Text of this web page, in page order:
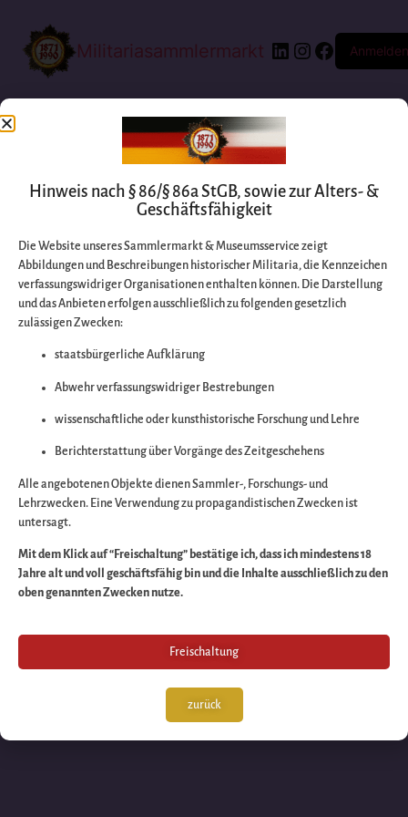
Militariasammlermarkt Anmelden
Entschuldigen Sie
bitte die
Wir arbeiten an
großartigen Sache
schauen Sie bald
wieder vorbei!
Hinweis nach § 86/§ 86a StGB, sowie zur Alters- &
Geschäftsfähigkeit
Die Website unseres Sammlermarkt & Museumsservice zeigt
Abbildungen und Beschreibungen historischer Militaria, die Kennzeichen
verfassungswidriger Organisationen enthalten können. Die Darstellung
und das Anbieten erfolgen ausschließlich zu folgenden gesetzlich
zulässigen Zwecken:
staatsbürgerliche Aufklärung
Abwehr verfassungswidriger Bestrebungen
wissenschaftliche oder kunsthistorische Forschung und Lehre
Berichterstattung über Vorgänge des Zeitgeschehens
Alle angebotenen Objekte dienen Sammler-, Forschungs- und
Lehrzwecken. Eine Verwendung zu propagandistischen Zwecken ist
untersagt.
Mit dem Klick auf “Freischaltung” bestätige ich, dass ich mindestens 18
Jahre alt und voll geschäftsfähig bin und die Inhalte ausschließlich zu den
oben genannten Zwecken nutze.
Freischaltung
zurück